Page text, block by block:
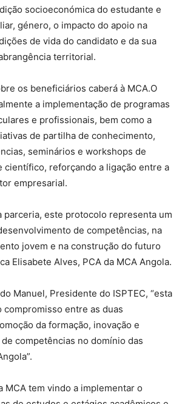
socioeconómica do estudante e
género, o impacto do apoio na
de vida do candidato e da sua
territorial.
os beneficiários caberá à MCA.O
a implementação de programas
e profissionais, bem como a
de partilha de conhecimento,
seminários e workshops de
científico, reforçando a ligação entre a
empresarial.
parceria, este protocolo representa um
de competências, na
jovem e na construção do futuro
Elisabete Alves, PCA da MCA Angola.
Manuel, Presidente do ISPTEC, “esta
compromisso entre as duas
da formação, inovação e
competências no domínio das
MCA tem vindo a implementar o